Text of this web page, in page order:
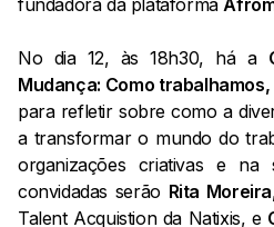
fundadora da plataforma
No dia 12, às 18h30, há a
Mudança: Como
para refletir sobre como a
a transformar o mundo do
organizações criativas e na
convidadas serão Rita Moreira
Talent Acquistion da Natixis, e